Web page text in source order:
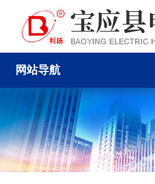
网站导航